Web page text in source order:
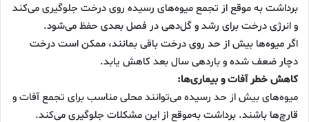
برداشت به موقع از تجمع میوه‌های رسیده روی درخت جلوگیری می‌کند
و انرژی درخت برای رشد و گل‌دهی در فصل بعدی حفظ می‌شود.
اگر میوه‌ها بیش از حد روی درخت باقی بمانند، ممکن است درخت
دچار ضعف شده و باردهی سال بعد کاهش یابد.
کاهش خطر آفات و بیماری‌ها:
میوه‌های بیش از حد رسیده می‌توانند محلی مناسب برای تجمع آفات و
قارچ‌ها باشند. برداشت به‌موقع از این مشکلات جلوگیری می‌کند.